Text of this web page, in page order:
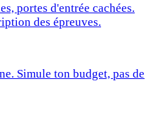
portes d'entrée cachées.
des épreuves.
Simule ton budget, pas de